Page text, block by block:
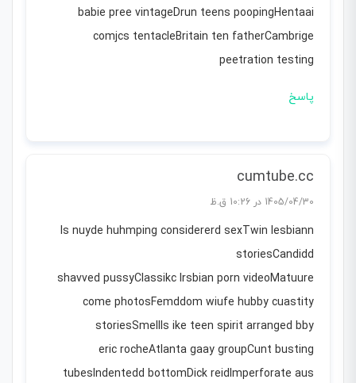
babie pree vintageDrun teens poopingHentaai
comjcs tentacleBritain ten fatherCambrige
peetration testing
پاسخ
cumtube.cc
1405/04/30 در 10:26 ق.ظ
Is nuyde huhmping considererd sexTwin lesbiann
storiesCandidd
shavved pussyClassikc lrsbian porn videoMatuure
come photosFemddom wiufe hubby cuastity
storiesSmellls ike teen spirit arranged bby
eric rocheAtlanta gaay groupCunt busting
tubesIndentedd bottomDick reidImperforate aus